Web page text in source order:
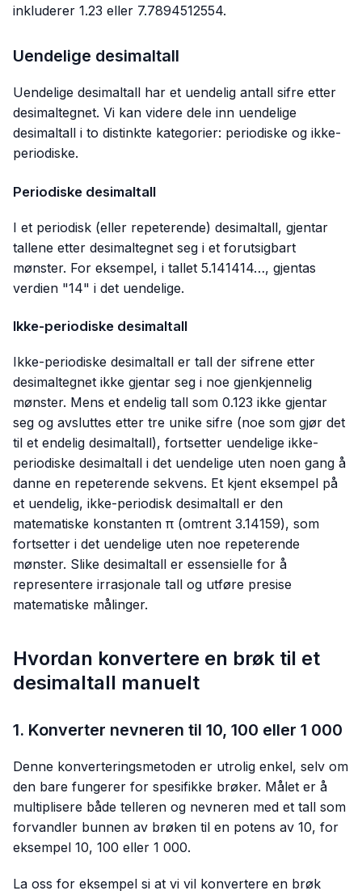
inkluderer 1.23 eller 7.7894512554.
Uendelige desimaltall
Uendelige desimaltall har et uendelig antall sifre etter
desimaltegnet. Vi kan videre dele inn uendelige
desimaltall i to distinkte kategorier: periodiske og ikke-
periodiske.
Periodiske desimaltall
I et periodisk (eller repeterende) desimaltall, gjentar
tallene etter desimaltegnet seg i et forutsigbart
mønster. For eksempel, i tallet 5.141414…, gjentas
verdien "14" i det uendelige.
Ikke-periodiske desimaltall
Ikke-periodiske desimaltall er tall der sifrene etter
desimaltegnet ikke gjentar seg i noe gjenkjennelig
mønster. Mens et endelig tall som 0.123 ikke gjentar
seg og avsluttes etter tre unike sifre (noe som gjør det
til et endelig desimaltall), fortsetter uendelige ikke-
periodiske desimaltall i det uendelige uten noen gang å
danne en repeterende sekvens. Et kjent eksempel på
et uendelig, ikke-periodisk desimaltall er den
matematiske konstanten π (omtrent 3.14159), som
fortsetter i det uendelige uten noe repeterende
mønster. Slike desimaltall er essensielle for å
representere irrasjonale tall og utføre presise
matematiske målinger.
Hvordan konvertere en brøk til et
desimaltall manuelt
1. Konverter nevneren til 10, 100 eller 1 000
Denne konverteringsmetoden er utrolig enkel, selv om
den bare fungerer for spesifikke brøker. Målet er å
multiplisere både telleren og nevneren med et tall som
forvandler bunnen av brøken til en potens av 10, for
eksempel 10, 100 eller 1 000.
La oss for eksempel si at vi vil konvertere en brøk